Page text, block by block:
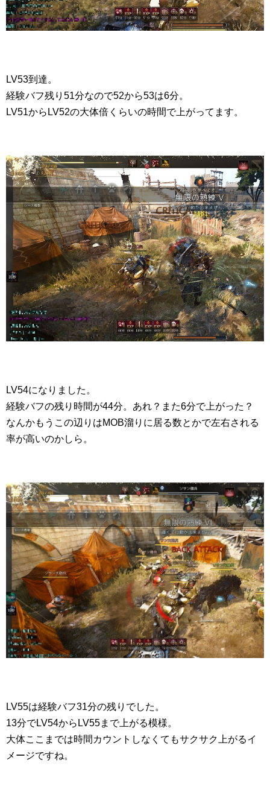
LV53到達。
経験バフ残り51分なので52から53は6分。
LV51からLV52の大体倍くらいの時間で上がってます。
LV54になりました。
経験バフの残り時間が44分。あれ？また6分で上がった？
なんかもうこの辺りはMOB溜りに居る数とかで左右される
率が高いのかしら。
LV55は経験バフ31分の残りでした。
13分でLV54からLV55まで上がる模様。
大体ここまでは時間カウントしなくてもサクサク上がるイ
メージですね。